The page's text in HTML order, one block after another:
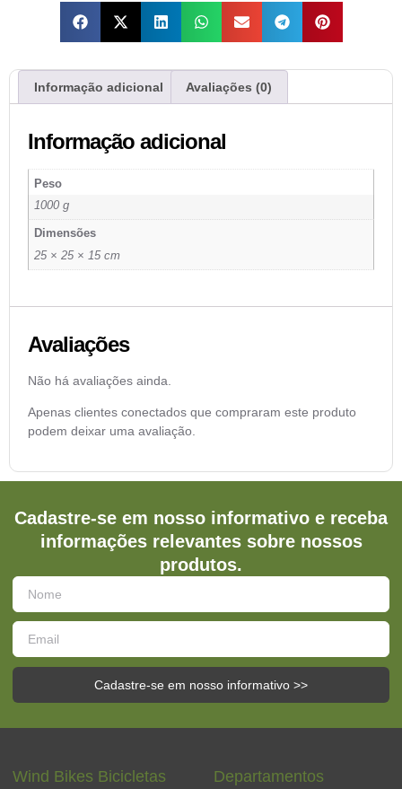
Informação adicional Avaliações (0)
Informação adicional
Peso
1000 g
Dimensões
25 × 25 × 15 cm
Avaliações
Não há avaliações ainda.
Apenas clientes conectados que compraram este produto
podem deixar uma avaliação.
Cadastre-se em nosso informativo e receba
informações relevantes sobre nossos
produtos.
Cadastre-se em nosso informativo >>
Wind Bikes Bicicletas
Departamentos